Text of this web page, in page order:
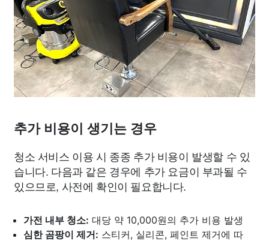
추가 비용이 생기는 경우
청소 서비스 이용 시 종종 추가 비용이 발생할 수 있
습니다. 다음과 같은 경우에 추가 요금이 부과될 수
있으므로, 사전에 확인이 필요합니다.
가전 내부 청소: 대당 약 10,000원의 추가 비용 발생
심한 곰팡이 제거: 스티커, 실리콘, 페인트 제거에 따